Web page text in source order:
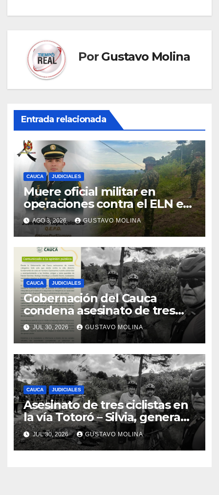
entradas
Por Gustavo Molina
Entrada relacionada
CAUCA JUDICIALES
Muere oficial militar en
operaciones contra el ELN en
el sur del Cauca
AGO 3, 2026 GUSTAVO MOLINA
CAUCA JUDICIALES
Gobernación del Cauca
condena asesinato de tres
ciudadanos y exige medidas
urgentes al Gobierno
Nacional
JUL 30, 2026 GUSTAVO MOLINA
CAUCA JUDICIALES
Asesinato de tres ciclistas en
la vía Totoró – Silvia, genera
consternación en el Cauca
JUL 30, 2026 GUSTAVO MOLINA